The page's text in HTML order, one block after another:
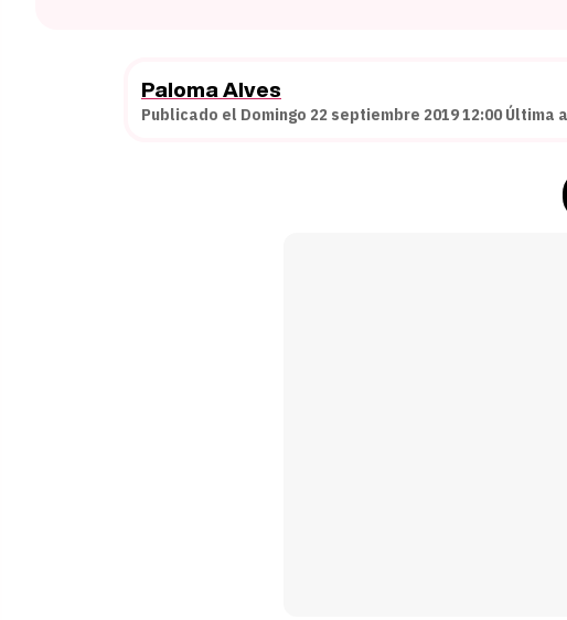
Paloma Alves
Publicado el Domingo 22 septiembre 2019 12:00 Última